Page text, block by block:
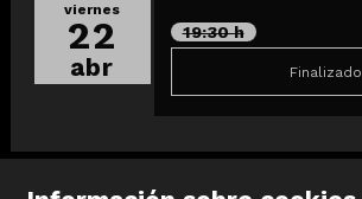
viernes
22
abr
19:30 h
Finalizado